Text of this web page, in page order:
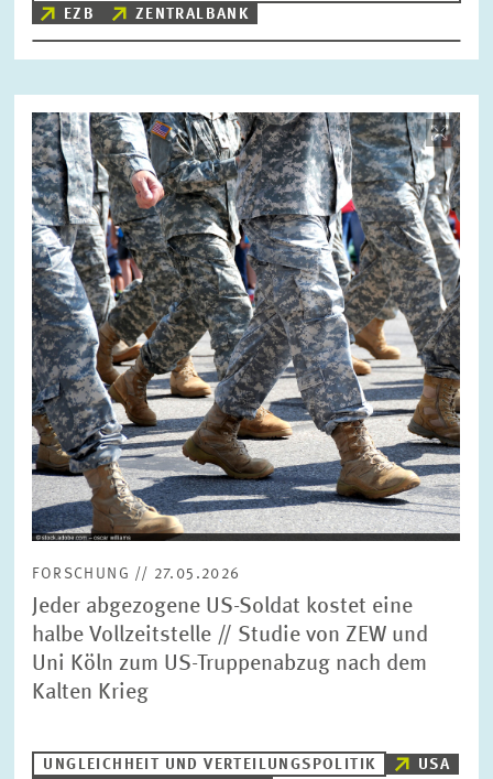
EZB
ZENTRALBANK
Bild
öffnet
in
vergrößerter
Ansicht
FORSCHUNG // 27.05.2026
Jeder abgezogene US-Soldat kostet eine
halbe Vollzeitstelle // Studie von ZEW und
Uni Köln zum US-Truppenabzug nach dem
Kalten Krieg
UNGLEICHHEIT UND VERTEILUNGSPOLITIK
USA